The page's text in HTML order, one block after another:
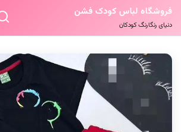
فروشگاه لباس کودک فشن
دنیای رنگارنگ کودکان